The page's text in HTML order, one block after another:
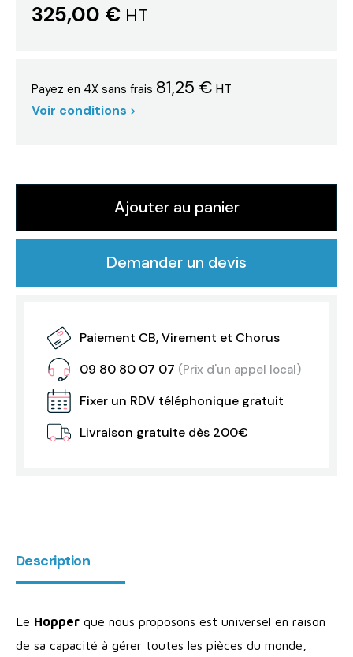
325,00 €HT
Payez en 4X sans frais 81,25 € HT
Voir conditions
Ajouter au panier
Demander un devis
Paiement CB, Virement et Chorus
09 80 80 07 07 (Prix d'un appel local)
Fixer un RDV téléphonique gratuit
Livraison gratuite dès 200€
Description
Le Hopperque nous proposons est universel en raison
de sa capacité à gérer toutes les pièces du monde,